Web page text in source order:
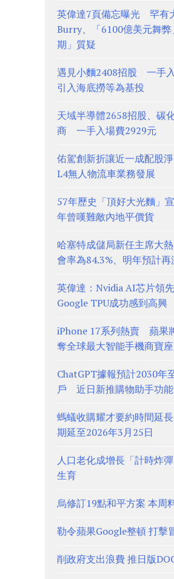
英偉達7頁備忘曝光 罕有
Burry、「6100億美元舞
期」質疑
遇見小麵2408招股 一手入
引入海底撈等為基投
天域半導體2658招股、碳
商 一手入場費2929元
佑駕創新折讓近一成配股
L4無人物流車業務發展
57年歷史「頂好大光麵」
年曾嘆難敵內地平價貨
哈塞特成儲局新任主席大
會率為84.3%、明年預計再
英偉達：Nvidia AI芯片領
Google TPU成功感到高興
iPhone 17系列熱賣 蘋果
奪全球最大智能手機商寶座
ChatGPT據報預計2030年
戶 近日新推購物助手功能
螞蟻收購耀才要約時間延
期延至2026年3月25日
人口老化成增長「計時炸
生育
烏修訂19點和平方案 本周
勒令蘋果Google整頓 打擊
削政府支出浪費 推日版